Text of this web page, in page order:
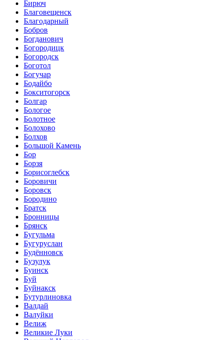
Бирюч
Благовещенск
Благодарный
Бобров
Богданович
Богородицк
Богородск
Боготол
Богучар
Бодайбо
Бокситогорск
Болгар
Бологое
Болотное
Болохово
Болхов
Большой Камень
Бор
Борзя
Борисоглебск
Боровичи
Боровск
Бородино
Братск
Бронницы
Брянск
Бугульма
Бугуруслан
Будённовск
Бузулук
Буинск
Буй
Буйнакск
Бутурлиновка
Валдай
Валуйки
Велиж
Великие Луки